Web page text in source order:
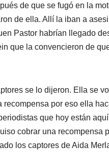
de que se fugó en la
de ella. Allí la iban a
Pastor habrían llegado
que la convencieron de
se lo dijeron. Ella se
por eso ella
que hoy están
cobrar una recompensa
los captores de Aida